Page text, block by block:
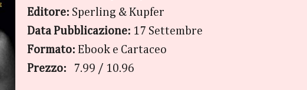
Editore: Sperling & Kupfer
Data Pubblicazione: 17 Settembre
Formato: Ebook e Cartaceo
Prezzo: 7.99 / 10.96